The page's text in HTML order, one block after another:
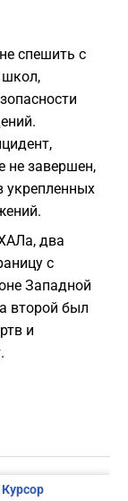
спешить с
школ,
не завершен,
укрепленных
два
с
Западной
второй был
и